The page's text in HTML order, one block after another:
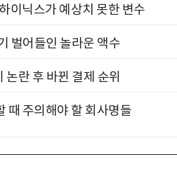
이닉스가 예상치 못한 변수
벌어들인 놀라운 액수
란 후 바뀐 결제 순위
때 주의해야 할 회사명들